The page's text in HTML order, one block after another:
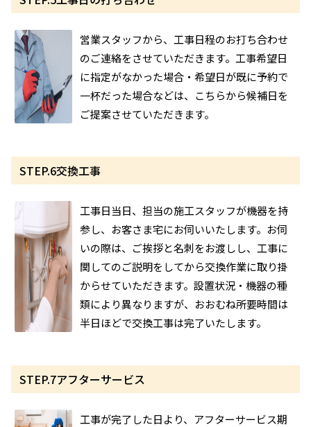
営業スタッフから、工事日程のお打ち合わせ
のご連絡をさせていただきます。工事希望日
に指定がなかった場合・希望日が既に予約で
一杯だった場合などは、こちらから候補日を
ご提案させていただきます。
STEP.6交換工事
工事日当日、担当の施工スタッフが機器を持
参し、お客さま宅にお伺いいたします。お伺
いの際は、ご挨拶と名刺をお渡しし、工事に
関してのご説明をしてから交換作業に取り掛
からせていただきます。設置状況・機器の種
類により異なりますが、おおむね所要時間は
半日ほどで交換工事は完了いたします。
STEP.7アフターサービス
工事が完了した日より、アフターサービス期